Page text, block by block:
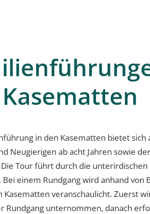
in den Kasematten bietet sich
Neugierigen ab acht Jahren sowie
Tour führt durch die unterirdischen
Bei einem Rundgang wird anhand von
Kasematten veranschaulicht. Zuerst
Rundgang unternommen, danach